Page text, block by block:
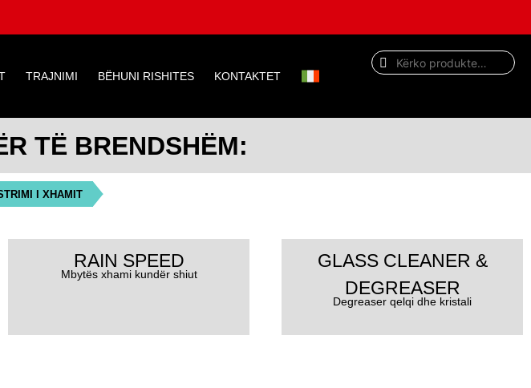
TRAJNIMI BËHUNI RISHITES KONTAKTET
TË BRENDSHËM:
I XHAMIT
RAIN SPEED
Mbytës xhami kundër shiut
GLASS CLEANER &
DEGREASER
Degreaser qelqi dhe kristali